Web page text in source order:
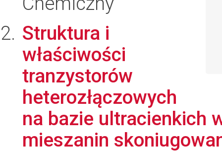
Struktura i
właściwości
tranzystorów
heterozłączowych
na bazie ultracienkich
mieszanin